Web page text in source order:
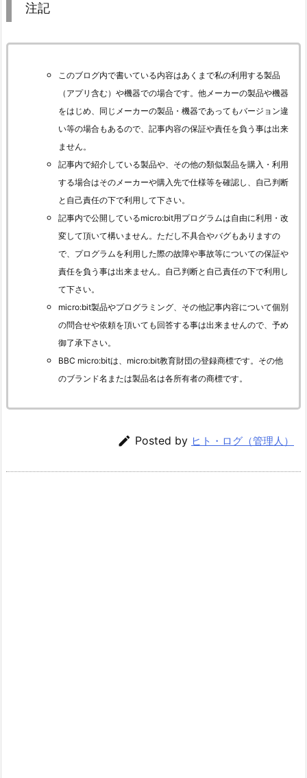
注記
このブログ内で書いている内容はあくまで私の利用する製品
（アプリ含む）や機器での場合です。他メーカーの製品や機器
をはじめ、同じメーカーの製品・機器であってもバージョン違
い等の場合もあるので、記事内容の保証や責任を負う事は出来
ません。
記事内で紹介している製品や、その他の類似製品を購入・利用
する場合はそのメーカーや購入先で仕様等を確認し、自己判断
と自己責任の下で利用して下さい。
記事内で公開しているmicro:bit用プログラムは自由に利用・改
変して頂いて構いません。ただし不具合やバグもありますの
で、プログラムを利用した際の故障や事故等についての保証や
責任を負う事は出来ません。自己判断と自己責任の下で利用し
て下さい。
micro:bit製品やプログラミング、その他記事内容について個別
の問合せや依頼を頂いても回答する事は出来ませんので、予め
御了承下さい。
BBC micro:bitは、micro:bit教育財団の登録商標です。その他
のブランド名または製品名は各所有者の商標です。
 Posted by ヒト・ログ（管理人）